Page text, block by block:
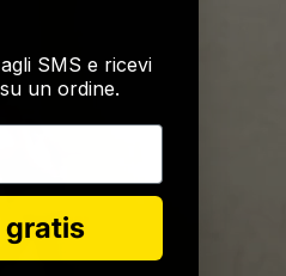
SMS e ricevi
un ordine.
gratis